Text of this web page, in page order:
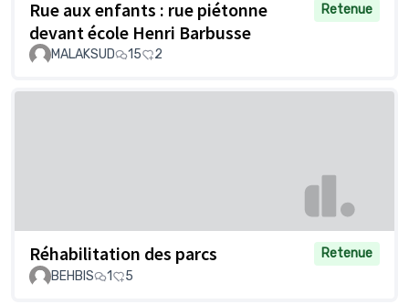
Rue aux enfants : rue piétonne
devant école Henri Barbusse
Retenue
MALAKSUD 15 2
Réhabilitation des parcs
Retenue
BEHBIS
1 5